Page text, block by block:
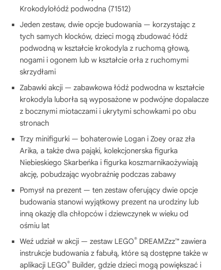
Krokodylołódź podwodna (71512)
Jeden zestaw, dwie opcje budowania — korzystając z
tych samych klocków, dzieci mogą zbudować łódź
podwodną w kształcie krokodyla z ruchomą głową,
nogami i ogonem lub w kształcie orła z ruchomymi
skrzydłami
Zabawki akcji — zabawkowa łódź podwodna w kształcie
krokodyla luborła są wyposażone w podwójne dopalacze
z bocznymi miotaczami i ukrytymi schowkami po obu
stronach
Trzy minifigurki — bohaterowie Logan i Zoey oraz zła
Arika, a także dwa pająki, kolekcjonerska figurka
Niebieskiego Skarbeńka i figurka koszmarnikaożywiają
akcję, pobudzając wyobraźnię podczas zabawy
Pomysł na prezent — ten zestaw oferujący dwie opcje
budowania stanowi wyjątkowy prezent na urodziny lub
inną okazję dla chłopców i dziewczynek w wieku od
ośmiu lat
Weź udział w akcji — zestaw LEGO® DREAMZzz™ zawiera
instrukcje budowania z fabułą, które są dostępne także w
aplikacji LEGO® Builder, gdzie dzieci mogą powiększać i